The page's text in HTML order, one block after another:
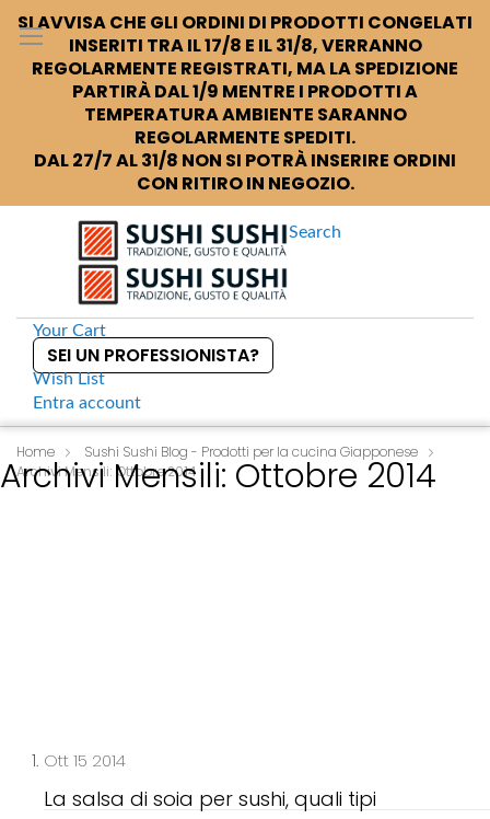
SI AVVISA CHE GLI ORDINI DI PRODOTTI CONGELATI
INSERITI TRA IL 17/8 E IL 31/8, VERRANNO
REGOLARMENTE REGISTRATI, MA LA SPEDIZIONE
PARTIRÀ DAL 1/9 MENTRE I PRODOTTI A
TEMPERATURA AMBIENTE SARANNO
REGOLARMENTE SPEDITI.
DAL 27/7 AL 31/8 NON SI POTRÀ INSERIRE ORDINI
CON RITIRO IN NEGOZIO.
Search
Your Cart
SEI UN PROFESSIONISTA?
Wish List
Entra account
S
k
i
Home
Sushi Sushi Blog - Prodotti per la cucina Giapponese
Archivi Mensili: Ottobre 2014
Archivi Mensili: Ottobre 2014
Ott 15 2014
La salsa di soia per sushi, quali tipi